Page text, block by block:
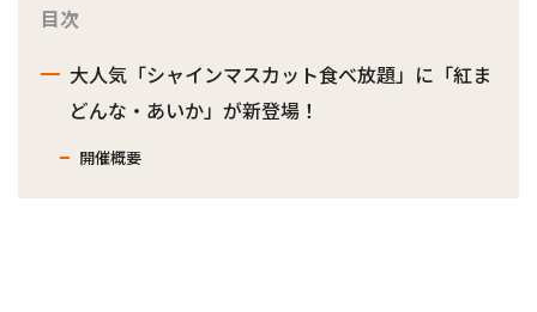
目次
大人気「シャインマスカット食べ放題」に「紅ま
どんな・あいか」が新登場！
開催概要